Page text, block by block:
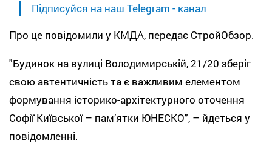
Підписуйся на наш Telegram - канал
Про це повідомили у КМДА, передає СтройОбзор.
"Будинок на вулиці Володимирській, 21/20 зберіг
свою автентичність та є важливим елементом
формування історико-архітектурного оточення
Софії Київської – пам’ятки ЮНЕСКО", – йдеться у
повідомленні.